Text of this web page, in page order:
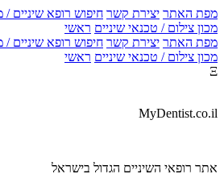
האתר יצירת קשר חיפוש רופא שיניים /
צילום / טכנאי שיניים ראשי
האתר יצירת קשר חיפוש רופא שיניים /
צילום / טכנאי שיניים ראשי
רופאי השיניים הגדול בישראל